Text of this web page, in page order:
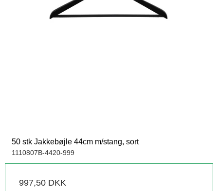
50 stk Jakkebøjle 44cm m/stang, sort
1110807B-4420-999
997,50 DKK